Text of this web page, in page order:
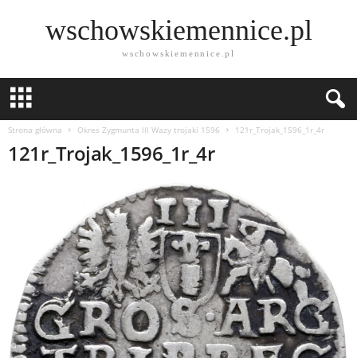
wschowskiemennice.pl
wschowskiemennice.pl
Strona główna Okres Zygmunta lll Wazy trojaki 1596 121r_Trojak_1596_1r_4r
121r_Trojak_1596_1r_4r